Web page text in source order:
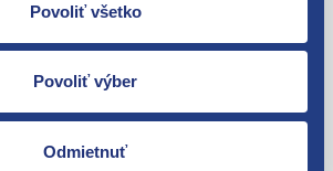
Povoliť všetko
Povoliť výber
Odmietnuť
diel
036117021G
Kód: 89359
Stav dielu: použitý diel